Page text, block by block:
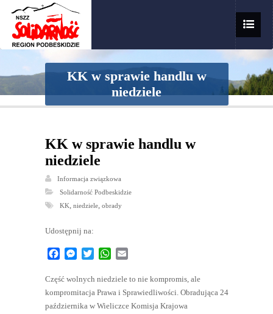
KK w sprawie handlu w
niedziele
KK w sprawie handlu w
niedziele
Informacja związkowa
Solidarność Podbeskidzie
KK, niedziele, obrady
Udostępnij na:
FacebookMessenger
TwitterWhatsApp
Część wolnych niedziele to nie kompromis, ale
kompromitacja Prawa i Sprawiedliwości. Obradująca 24
października w Wieliczce Komisja Krajowa